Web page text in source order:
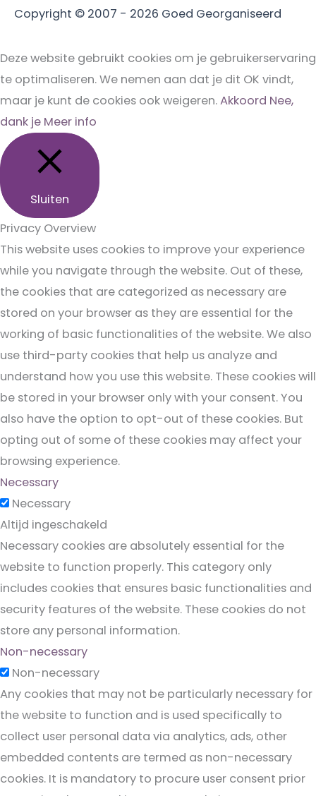
Copyright © 2007 - 2026 Goed Georganiseerd
Deze website gebruikt cookies om je gebruikerservaring
te optimaliseren. We nemen aan dat je dit OK vindt,
maar je kunt de cookies ook weigeren.Akkoord Nee,
dank je Meer info
Sluiten
Privacy Overview
This website uses cookies to improve your experience
while you navigate through the website. Out of these,
the cookies that are categorized as necessary are
stored on your browser as they are essential for the
working of basic functionalities of the website. We also
use third-party cookies that help us analyze and
understand how you use this website. These cookies will
be stored in your browser only with your consent. You
also have the option to opt-out of these cookies. But
opting out of some of these cookies may affect your
browsing experience.
Necessary
Necessary
Altijd ingeschakeld
Necessary cookies are absolutely essential for the
website to function properly. This category only
includes cookies that ensures basic functionalities and
security features of the website. These cookies do not
store any personal information.
Non-necessary
Non-necessary
Any cookies that may not be particularly necessary for
the website to function and is used specifically to
collect user personal data via analytics, ads, other
embedded contents are termed as non-necessary
cookies. It is mandatory to procure user consent prior